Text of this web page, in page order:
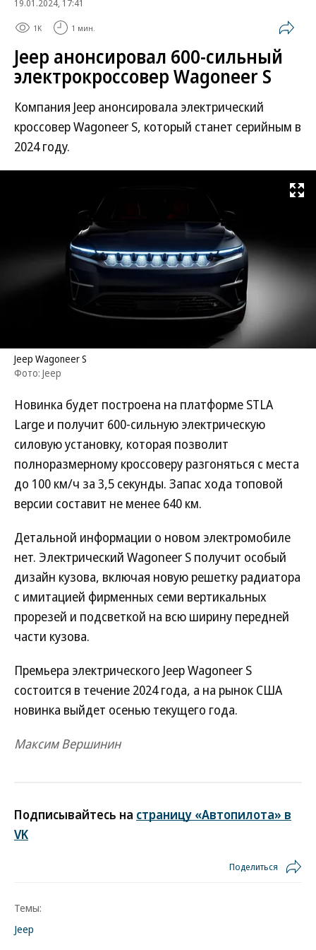
19.01.2024, 17:41
1K 1 мин.
Jeep анонсировал 600-сильный
электрокроссовер Wagoneer S
Компания Jeep анонсировала электрический
кроссовер Wagoneer S, который станет серийным в
2024 году.
Развернуть
Jeep Wagoneer S
Фото: Jeep
Новинка будет построена на платформе STLA
Large и получит 600-сильную электрическую
силовую установку, которая позволит
полноразмерному кроссоверу разгоняться с места
до 100 км/ч за 3,5 секунды. Запас хода топовой
версии составит не менее 640 км.
Детальной информации о новом электромобиле
нет. Электрический Wagoneer S получит особый
дизайн кузова, включая новую решетку радиатора
с имитацией фирменных семи вертикальных
прорезей и подсветкой на всю ширину передней
части кузова.
Премьера электрического Jeep Wagoneer S
состоится в течение 2024 года, а на рынок США
новинка выйдет осенью текущего года.
Максим Вершинин
Подписывайтесь на страницу «Автопилота» в
VK
Поделиться
Темы:
Jeep